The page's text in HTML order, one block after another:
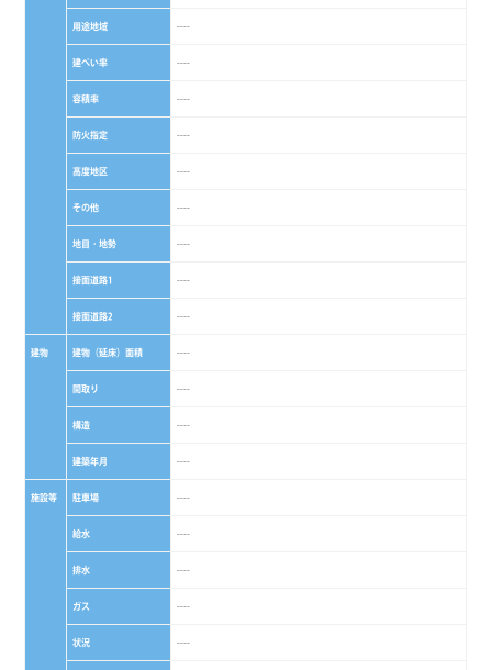
用途地域 ----
建ぺい率 ----
容積率 ----
防火指定 ----
高度地区 ----
その他 ----
地目・地勢 ----
接面道路1 ----
接面道路2 ----
建物 建物（延床）面積 ----
間取り ----
構造 ----
建築年月 ----
施設等 駐車場 ----
給水 ----
排水 ----
ガス ----
状況 ----